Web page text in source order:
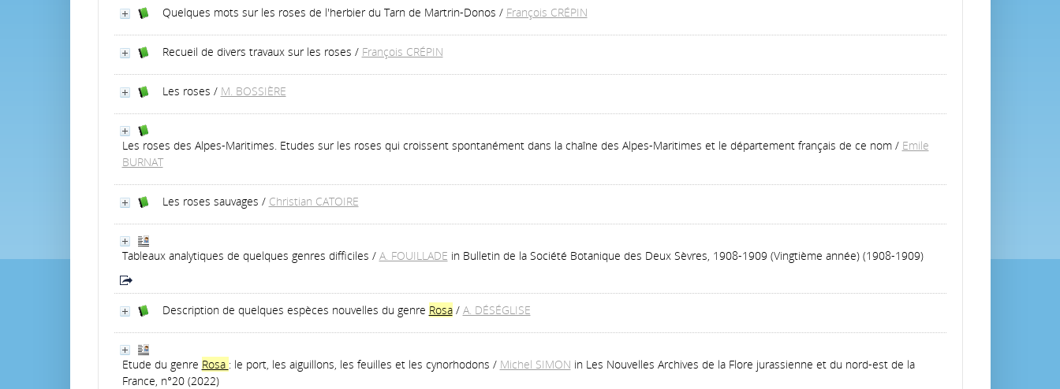
Quelques mots sur les roses de l'herbier du Tarn de Martrin-Donos / François CRÉPIN
Recueil de divers travaux sur les roses / François CRÉPIN
Les roses / M. BOSSIÈRE
Les roses des Alpes-Maritimes. Etudes sur les roses qui croissent spontanément dans la chaîne des Alpes-Maritimes et le département français de ce nom/ Emile
BURNAT
Les roses sauvages / Christian CATOIRE
Tableaux analytiques de quelques genres difficiles / A. FOUILLADE in Bulletin de la Société Botanique des Deux Sèvres, 1908-1909 (Vingtième année) (1908-1909)
Description de quelques espèces nouvelles du genre Rosa/ A. DÉSÉGLISE
Etude du genre Rosa : le port, les aiguillons, les feuilles et les cynorhodons / Michel SIMON in Les Nouvelles Archives de la Flore jurassienne et du nord-est de la
France, n°20 (2022)